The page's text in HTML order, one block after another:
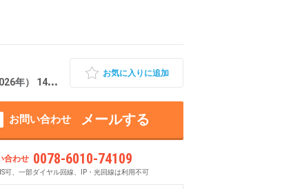
北海道札幌市東区
お気に入りに追加
お問い合わせ メールする
合わせ 0078-6010-74109
可、一部ダイヤル回線、IP・光回線は利用不可